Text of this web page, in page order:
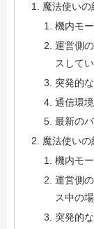
魔法使い
機内モ
運営側
スして
突発的
通信環
最新の
魔法使い
機内モ
運営側
ス中の
突発的